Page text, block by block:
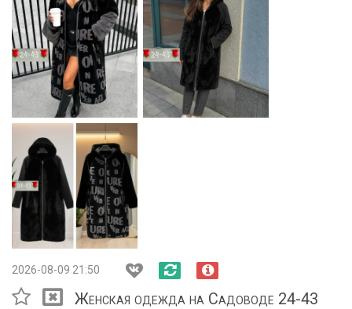
2026-08-09 21:50
Женская одежда на Садоводе 24-43